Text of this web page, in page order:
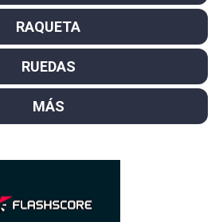
RAQUETA
RUEDAS
MÁS